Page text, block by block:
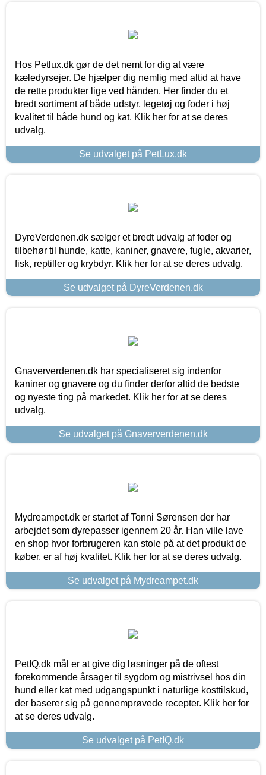
Hos Petlux.dk gør de det nemt for dig at være
kæledyrsejer. De hjælper dig nemlig med altid at have
de rette produkter lige ved hånden. Her finder du et
bredt sortiment af både udstyr, legetøj og foder i høj
kvalitet til både hund og kat. Klik her for at se deres
udvalg.
Se udvalget på PetLux.dk
DyreVerdenen.dk sælger et bredt udvalg af foder og
tilbehør til hunde, katte, kaniner, gnavere, fugle, akvarier,
fisk, reptiller og krybdyr. Klik her for at se deres udvalg.
Se udvalget på DyreVerdenen.dk
Gnaververdenen.dk har specialiseret sig indenfor
kaniner og gnavere og du finder derfor altid de bedste
og nyeste ting på markedet. Klik her for at se deres
udvalg.
Se udvalget på Gnaververdenen.dk
Mydreampet.dk er startet af Tonni Sørensen der har
arbejdet som dyrepasser igennem 20 år. Han ville lave
en shop hvor forbrugeren kan stole på at det produkt de
køber, er af høj kvalitet. Klik her for at se deres udvalg.
Se udvalget på Mydreampet.dk
PetIQ.dk mål er at give dig løsninger på de oftest
forekommende årsager til sygdom og mistrivsel hos din
hund eller kat med udgangspunkt i naturlige kosttilskud,
der baserer sig på gennemprøvede recepter. Klik her for
at se deres udvalg.
Se udvalget på PetIQ.dk